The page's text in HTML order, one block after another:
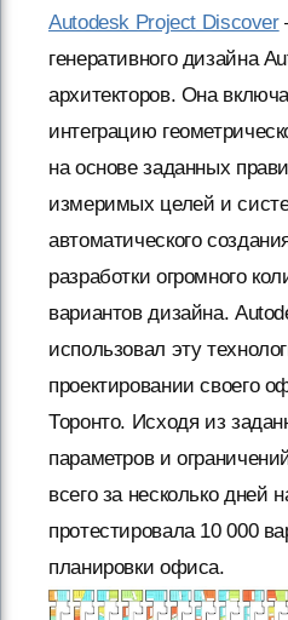
Autodesk Project Discover
генеративного дизайна
архитекторов. Она
интеграцию
на основе заданных
измеримых целей и
автоматического
разработки огромного
вариантов дизайна.
использовал эту
проектировании своего
Торонто. Исходя из
параметров и
всего за несколько дней
протестировала 10 000
планировки офиса.